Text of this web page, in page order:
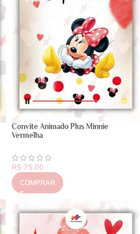
Convite Animado Plus Minnie
Vermelha
R$ 75,00
COMPRAR